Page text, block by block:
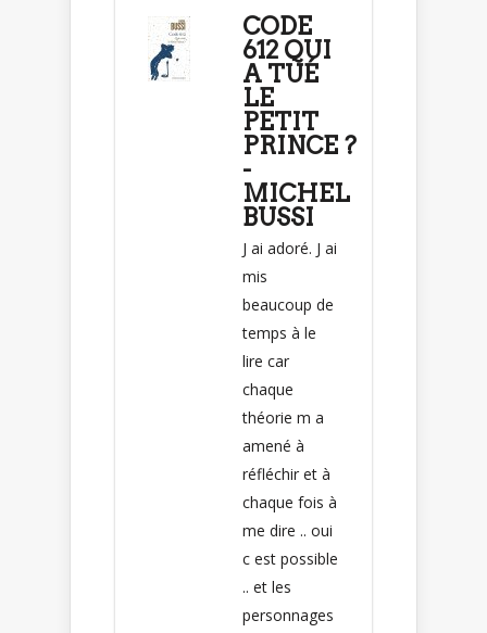
CODE
612 QUI
A TUÉ
LE
PETIT
PRINCE ?
-
MICHEL
BUSSI
J ai adoré. J ai
mis
beaucoup de
temps à le
lire car
chaque
théorie m a
amené à
réfléchir et à
chaque fois à
me dire .. oui
c est possible
.. et les
personnages